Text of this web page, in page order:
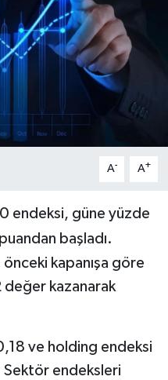
A- A+
endeksi, güne yüzde
başladı.
kapanışa göre
kazanarak
ve holding endeksi
endeksleri